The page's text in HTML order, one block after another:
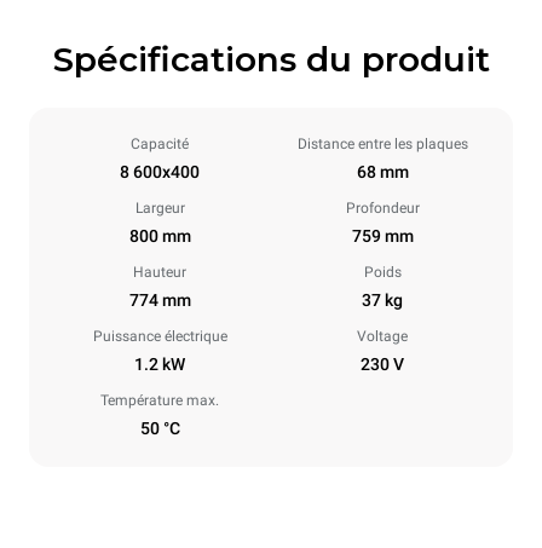
Spécifications du produit
Capacité
8 600x400
Distance entre les plaques
68 mm
Largeur
800 mm
Profondeur
759 mm
Hauteur
774 mm
Poids
37 kg
Puissance électrique
1.2 kW
Voltage
230 V
Température max.
50 °C